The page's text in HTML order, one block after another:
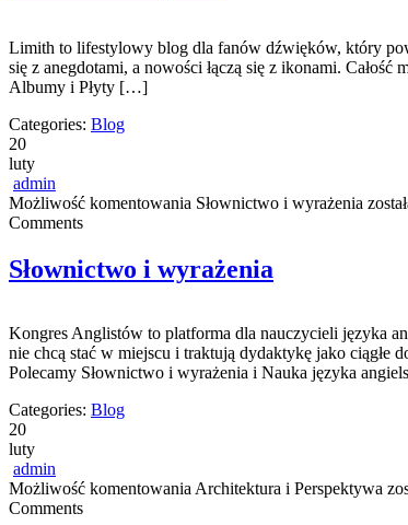
Limith to lifestylowy blog dla fanów dźwięków, który
się z anegdotami, a nowości łączą się z ikonami.
Albumy i Płyty […]
Categories: Blog
20
luty
admin
Możliwość komentowania Słownictwo i wyrażenia
Comments
Słownictwo i wyrażenia
Kongres Anglistów to platforma dla nauczycieli języka
nie chcą stać w miejscu i traktują dydaktykę jako ciągłe
Polecamy Słownictwo i wyrażenia i Nauka języka
Categories: Blog
20
luty
admin
Możliwość komentowania Architektura i Perspektywa
Comments